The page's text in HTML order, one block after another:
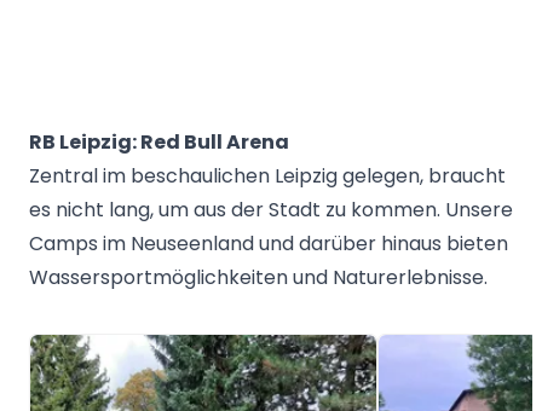
RB Leipzig: Red Bull Arena
Zentral im beschaulichen Leipzig gelegen, braucht
es nicht lang, um aus der Stadt zu kommen. Unsere
Camps im Neuseenland und darüber hinaus bieten
Wassersportmöglichkeiten und Naturerlebnisse.
Image 1 of 5 Image 1 of 5